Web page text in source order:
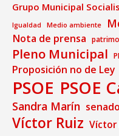
Grupo Municipal
Igualdad Medio ambiente
Nota de prensa
Pleno Municipal
Proposición no de Ley
PSOE PSOE
Sandra Marín senado
Víctor Ruiz Víctor